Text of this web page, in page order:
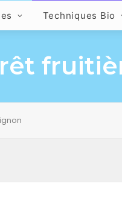
Techniques Bio